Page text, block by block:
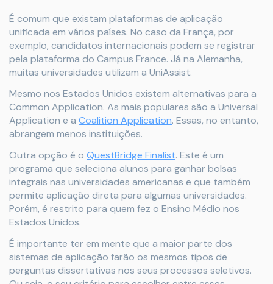
É comum que existam plataformas de aplicação
unificada em vários países. No caso da França, por
exemplo, candidatos internacionais podem se registrar
pela plataforma do Campus France. Já na Alemanha,
muitas universidades utilizam a UniAssist.
Mesmo nos Estados Unidos existem alternativas para a
Common Application. As mais populares são a Universal
Application e a Coalition Application. Essas, no entanto,
abrangem menos instituições.
Outra opção é o QuestBridge Finalist. Este é um
programa que seleciona alunos para ganhar bolsas
integrais nas universidades americanas e que também
permite aplicação direta para algumas universidades.
Porém, é restrito para quem fez o Ensino Médio nos
Estados Unidos.
É importante ter em mente que a maior parte dos
sistemas de aplicação farão os mesmos tipos de
perguntas dissertativas nos seus processos seletivos.